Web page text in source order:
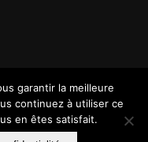
garantir la meilleure
continuez à utiliser ce
en êtes satisfait.
us